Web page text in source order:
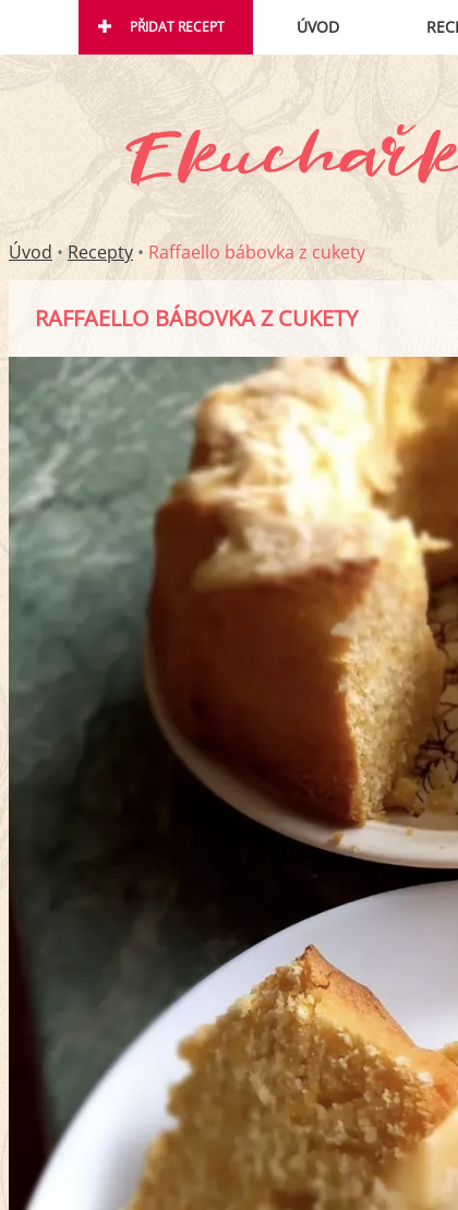
PŘIDAT RECEPT ÚVOD
Úvod • Recepty • Raffaello bábovka z cukety
RAFFAELLO BÁBOVKA Z CUKETY